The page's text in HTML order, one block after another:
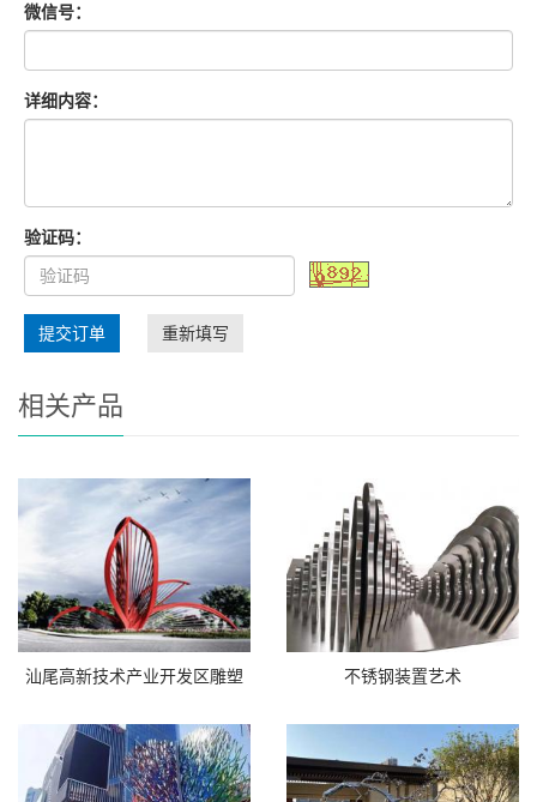
微信号：
详细内容：
验证码：
提交订单 重新填写
相关产品
汕尾高新技术产业开发区雕塑 不锈钢装置艺术